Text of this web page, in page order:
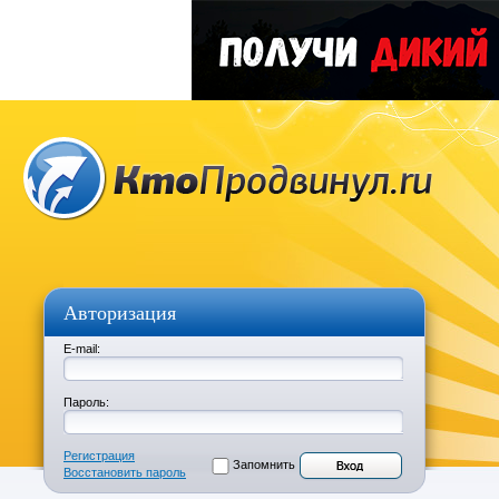
Авторизация
E-mail:
Пароль:
Регистрация
Восстановить пароль
Запомнить